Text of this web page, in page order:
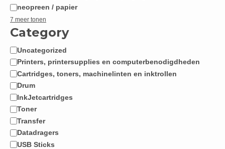
neopreen / papier
7 meer tonen
Category
Categorie
Uncategorized
Printers, printersupplies en computerbenodigdheden
Cartridges, toners, machinelinten en inktrollen
Drum
InkJetcartridges
Toner
Transfer
Datadragers
USB Sticks